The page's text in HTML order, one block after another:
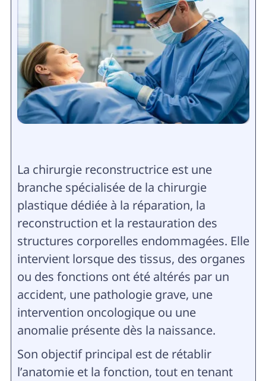
La chirurgie reconstructrice est une
branche spécialisée de la chirurgie
plastique dédiée à la réparation, la
reconstruction et la restauration des
structures corporelles endommagées. Elle
intervient lorsque des tissus, des organes
ou des fonctions ont été altérés par un
accident, une pathologie grave, une
intervention oncologique ou une
anomalie présente dès la naissance.
Son objectif principal est de rétablir
l’anatomie et la fonction, tout en tenant